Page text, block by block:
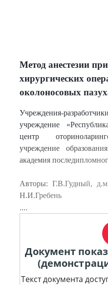
Метод анестезии при
хирургических
околоносовых
Учреждения-
учреждение
центр
учреждение
академия
Авторы: Г.В.Гудный,
Н.И.Гребень
....
Документ
Текст документа